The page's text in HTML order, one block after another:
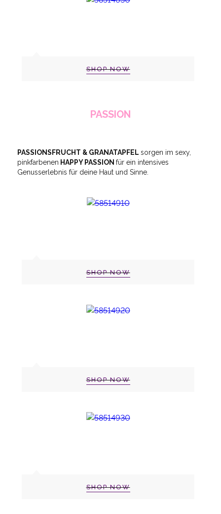
SHOP NOW
PASSION
PASSIONSFRUCHT & GRANATAPFEL sorgen im sexy,
pinkfarbenen HAPPY PASSION für ein intensives
Genusserlebnis für deine Haut und Sinne.
SHOP NOW
SHOP NOW
SHOP NOW